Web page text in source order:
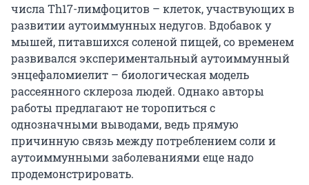
числа Th17-лимфоцитов – клеток, участвующих в
развитии аутоиммунных недугов. Вдобавок у
мышей, питавшихся соленой пищей, со временем
развивался экспериментальный аутоиммунный
энцефаломиелит – биологическая модель
рассеянного склероза людей. Однако авторы
работы предлагают не торопиться с
однозначными выводами, ведь прямую
причинную связь между потреблением соли и
аутоиммунными заболеваниями еще надо
продемонстрировать.